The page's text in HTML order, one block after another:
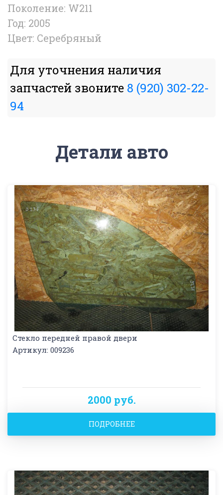
Поколение: W211
Год: 2005
Цвет: Серебряный
Для уточнения наличия
запчастей звоните 8 (920) 302-22-
94
Детали авто
Стекло передней правой двери
Артикул: 009236
2000 руб.
ПОДРОБНЕЕ